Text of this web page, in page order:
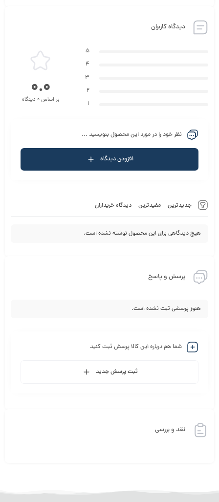
که به دنبال قیمت مناسب و کارایی ساده هستند، گزینه‌ای کاملاً مناسب
دیدگاه کاربران
جدیدترین مفیدترین دیدگاه خریداران
هیچ دیدگاهی برای این محصول نوشته نشده است.
5
4
3
2
1
0.0
بر اساس 0 دیدگاه
نظر خود را در مورد این محصول بنویسید ...
افزودن دیدگاه
پرسش و پاسخ
هنوز پرسشی ثبت نشده است.
شما هم درباره این کالا پرسش ثبت کنید
ثبت پرسش جدید
نقد و بررسی